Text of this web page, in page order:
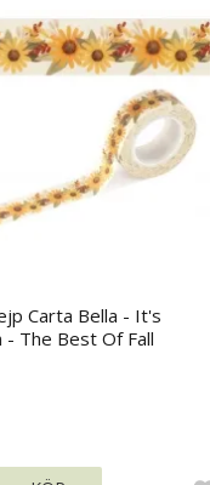
Carta Bella - It's
- The Best Of Fall